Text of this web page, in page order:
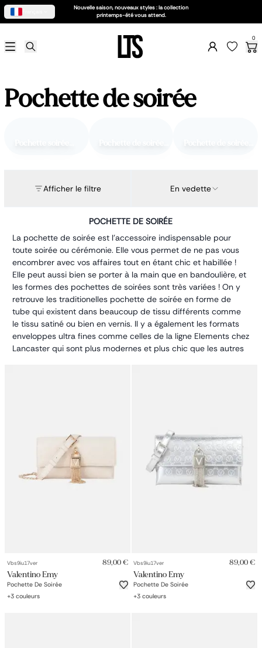
Nouvelle saison, nouveaux styles : la collection
printemps-été vous attend.
Femme
Sac femme
Petite maroquinerie
Chaussures
Valise enfant
Besace enfant
Petit sac à dos
Porte monnaie
Bagagerie
Bagages
Accessoires
Sac de voyage
Nos conseils
Nos Marques
0
Pochette de soirée
Afficher le filtre En vedette
POCHETTE DE SOIRÉE
La pochette de soirée est l'accessoire indispensable pour
toute soirée ou cérémonie. Elle vous permet de ne pas vous
encombrer avec vos affaires tout en étant chic et habillée !
Elle peut aussi bien se porter à la main que en bandoulière, et
les formes des pochettes de soirées sont très variées ! On y
retrouve les traditionelles pochette de soirée en forme de
tube qui existent dans beaucoup de tissu différents comme
le tissu satiné ou bien en vernis. Il y a également les formats
enveloppes ultra fines comme celles de la ligne Elements chez
Lancaster qui sont plus modernes et plus chic que les autres
bien complètement casser pour faire ressortir votre tenue
encore plus !
Vbs9iu17ver 89,00 €
Valentino Emy
Pochette De Soirée
+3 couleurs
Vbs9iu17ver 89,00 €
Valentino Emy
Pochette De Soirée
+3 couleurs